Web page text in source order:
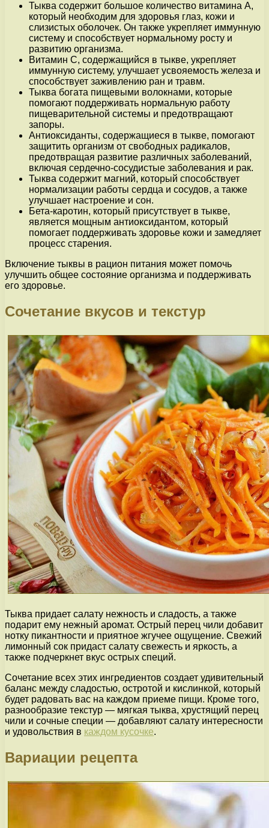
Тыква содержит большое количество витамина А,
который необходим для здоровья глаз, кожи и
слизистых оболочек. Он также укрепляет иммунную
систему и способствует нормальному росту и
развитию организма.
Витамин С, содержащийся в тыкве, укрепляет
иммунную систему, улучшает усвояемость железа и
способствует заживлению ран и травм.
Тыква богата пищевыми волокнами, которые
помогают поддерживать нормальную работу
пищеварительной системы и предотвращают
запоры.
Антиоксиданты, содержащиеся в тыкве, помогают
защитить организм от свободных радикалов,
предотвращая развитие различных заболеваний,
включая сердечно-сосудистые заболевания и рак.
Тыква содержит магний, который способствует
нормализации работы сердца и сосудов, а также
улучшает настроение и сон.
Бета-каротин, который присутствует в тыкве,
является мощным антиоксидантом, который
помогает поддерживать здоровье кожи и замедляет
процесс старения.
Включение тыквы в рацион питания может помочь
улучшить общее состояние организма и поддерживать
его здоровье.
Сочетание вкусов и текстур
Тыква придает салату нежность и сладость, а также
подарит ему нежный аромат. Острый перец чили добавит
нотку пикантности и приятное жгучее ощущение. Свежий
лимонный сок придаст салату свежесть и яркость, а
также подчеркнет вкус острых специй.
Сочетание всех этих ингредиентов создает удивительный
баланс между сладостью, остротой и кислинкой, который
будет радовать вас на каждом приеме пищи. Кроме того,
разнообразие текстур — мягкая тыква, хрустящий перец
чили и сочные специи — добавляют салату интересности
и удовольствия в каждом кусочке.
Вариации рецепта